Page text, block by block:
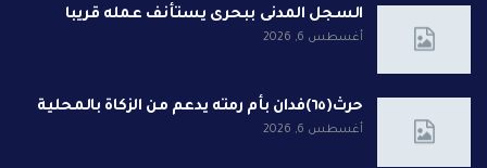
السجل المدنى ببحرى يستأنف عمله قريبا
أغسطس 6, 2026
حرث(٦٥)فدان بأم رمته يدعم من الزكاة بالمحلية
أغسطس 6, 2026